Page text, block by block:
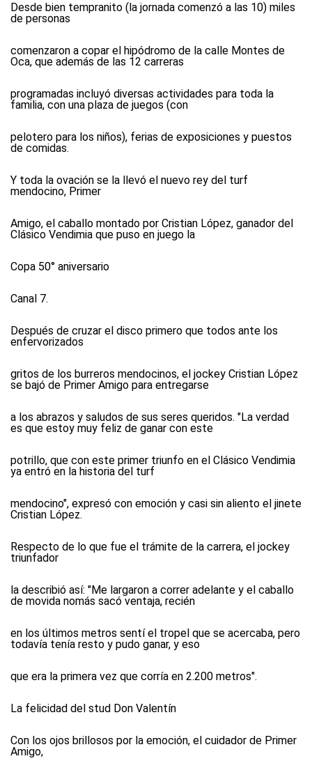
Desde bien tempranito (la jornada comenzó a las 10) miles
de personas
comenzaron a copar el hipódromo de la calle Montes de
Oca, que además de las 12 carreras
programadas incluyó diversas actividades para toda la
familia, con una plaza de juegos (con
pelotero para los niños), ferias de exposiciones y puestos
de comidas.
Y toda la ovación se la llevó el nuevo rey del turf
mendocino, Primer
Amigo, el caballo montado por Cristian López, ganador del
Clásico Vendimia que puso en juego la
Copa 50° aniversario
Canal 7.
Después de cruzar el disco primero que todos ante los
enfervorizados
gritos de los burreros mendocinos, el jockey Cristian López
se bajó de Primer Amigo para entregarse
a los abrazos y saludos de sus seres queridos. "La verdad
es que estoy muy feliz de ganar con este
potrillo, que con este primer triunfo en el Clásico Vendimia
ya entró en la historia del turf
mendocino", expresó con emoción y casi sin aliento el jinete
Cristian López.
Respecto de lo que fue el trámite de la carrera, el jockey
triunfador
la describió así: "Me largaron a correr adelante y el caballo
de movida nomás sacó ventaja, recién
en los últimos metros sentí el tropel que se acercaba, pero
todavía tenía resto y pudo ganar, y eso
que era la primera vez que corría en 2.200 metros".
La felicidad del stud Don Valentín
Con los ojos brillosos por la emoción, el cuidador de Primer
Amigo,